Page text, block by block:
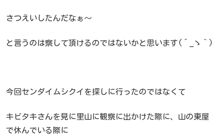
さつえいしたんだなぁ～
と言うのは察して頂けるのではないかと思います(´_ゝ｀)
今回センダイムシクイを探しに行ったのではなくて
キビタキさんを見に里山に観察に出かけた際に、山の東屋
で休んでいる際に